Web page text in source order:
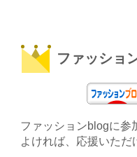
ファッショ
ファッションblogに参
よければ、応援いただ